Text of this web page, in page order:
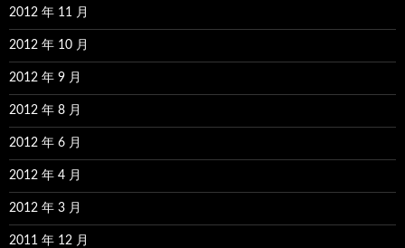
2012 年 11 月
2012 年 10 月
2012 年 9 月
2012 年 8 月
2012 年 6 月
2012 年 4 月
2012 年 3 月
2011 年 12 月